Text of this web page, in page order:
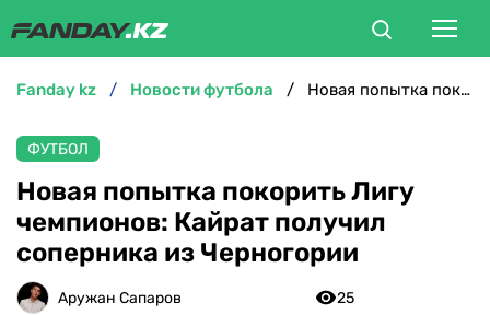
БОКС
ММА
ТЕННИС
fanday kz новости футбола Новая попытка покорить Лигу чемпионов: Кайрат получил соперника из Черногории
ФУТБОЛ
Новая попытка покорить Лигу
чемпионов: Кайрат получил
соперника из Черногории
Аружан Сапаров
25